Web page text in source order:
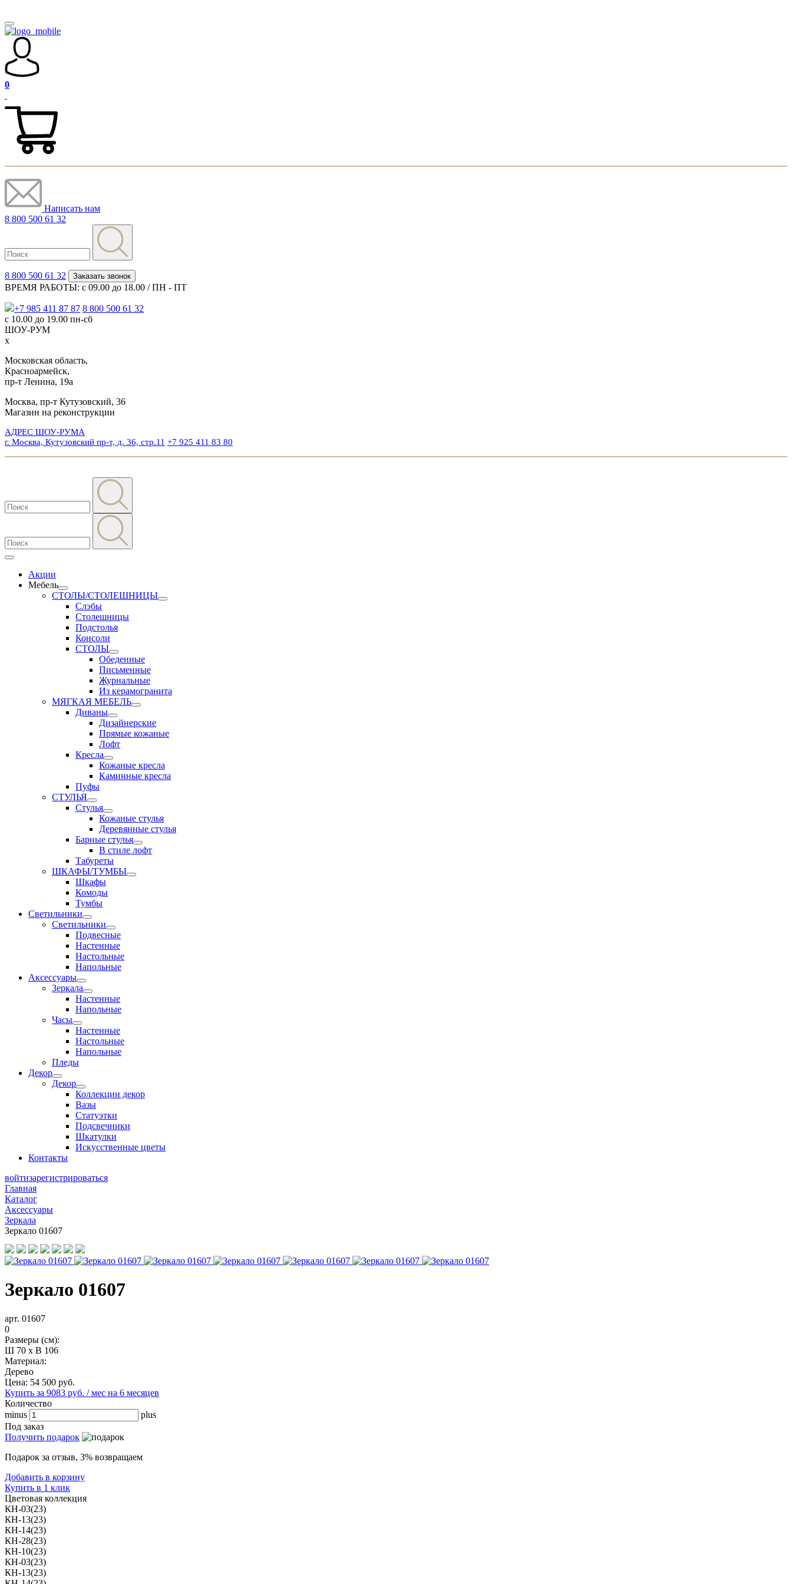
0
Написать нам
8 800 500 61 32
8 800 500 61 32 Заказать звонок
ВРЕМЯ РАБОТЫ: с 09.00 до 18.00 / ПН - ПТ
+7 985 411 87 87 8 800 500 61 32
с 10.00 до 19.00 пн-сб
ШОУ-РУМ
x
Московская область,
Красноармейск,
пр-т Ленина, 19а
Москва, пр-т Кутузовский, 36
Магазин на реконструкции
АДРЕС ШОУ-РУМА
г. Москва, Кутузовский пр-т, д. 36, стр.11 +7 925 411 83 80
Акции
Мебель
СТОЛЫ/СТОЛЕШНИЦЫ
Слэбы
Столешницы
Подстолья
Консоли
СТОЛЫ
Обеденные
Письменные
Журнальные
Из керамогранита
МЯГКАЯ МЕБЕЛЬ
Диваны
Дизайнерские
Прямые кожаные
Лофт
Кресла
Кожаные кресла
Каминные кресла
Пуфы
СТУЛЬЯ
Стулья
Кожаные стулья
Деревянные стулья
Барные стулья
В стиле лофт
Табуреты
ШКАФЫ/ТУМБЫ
Шкафы
Комоды
Тумбы
Светильники
Светильники
Подвесные
Настенные
Настольные
Напольные
Аксессуары
Зеркала
Настенные
Напольные
Часы
Настенные
Настольные
Напольные
Пледы
Декор
Декор
Коллекции декор
Вазы
Статуэтки
Подсвечники
Шкатулки
Искусственные цветы
Контакты
войтизарегистрироваться
Главная
Каталог
Аксессуары
Зеркала
Зеркало 01607
Зеркало 01607
арт. 01607
0
Размеры (см):
Ш 70 x В 106
Материал:
Дерево
Цена: 54 500 руб.
Купить за 9083 руб. / мес на 6 месяцев
Количество
minus
plus
Под заказ
Получить подарок
Подарок за отзыв, 3% возвращаем
Добавить в корзину
Купить в 1 клик
Цветовая коллекция
КН-03(23)
КН-13(23)
КН-14(23)
КН-28(23)
КН-10(23)
КН-03(23)
КН-13(23)